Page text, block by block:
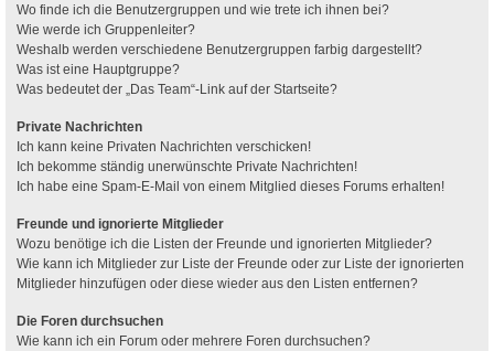
Wo finde ich die Benutzergruppen und wie trete ich ihnen bei?
Wie werde ich Gruppenleiter?
Weshalb werden verschiedene Benutzergruppen farbig dargestellt?
Was ist eine Hauptgruppe?
Was bedeutet der „Das Team“-Link auf der Startseite?
Private Nachrichten
Ich kann keine Privaten Nachrichten verschicken!
Ich bekomme ständig unerwünschte Private Nachrichten!
Ich habe eine Spam-E-Mail von einem Mitglied dieses Forums erhalten!
Freunde und ignorierte Mitglieder
Wozu benötige ich die Listen der Freunde und ignorierten Mitglieder?
Wie kann ich Mitglieder zur Liste der Freunde oder zur Liste der ignorierten
Mitglieder hinzufügen oder diese wieder aus den Listen entfernen?
Die Foren durchsuchen
Wie kann ich ein Forum oder mehrere Foren durchsuchen?